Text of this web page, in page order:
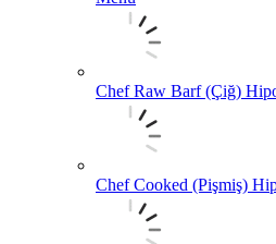
Chef Raw Barf (Çiğ)
Chef Cooked (Pişmiş)